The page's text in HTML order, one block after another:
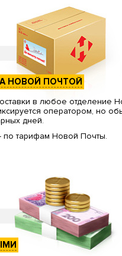
НОВОЙ ПОЧТОЙ
в любое отделение
оператором, но
дней.
по тарифам Новой Почты.